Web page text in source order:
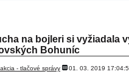
na bojleri si vyžiadala
Bohuníc
- tlačové správy 01. 03. 2019